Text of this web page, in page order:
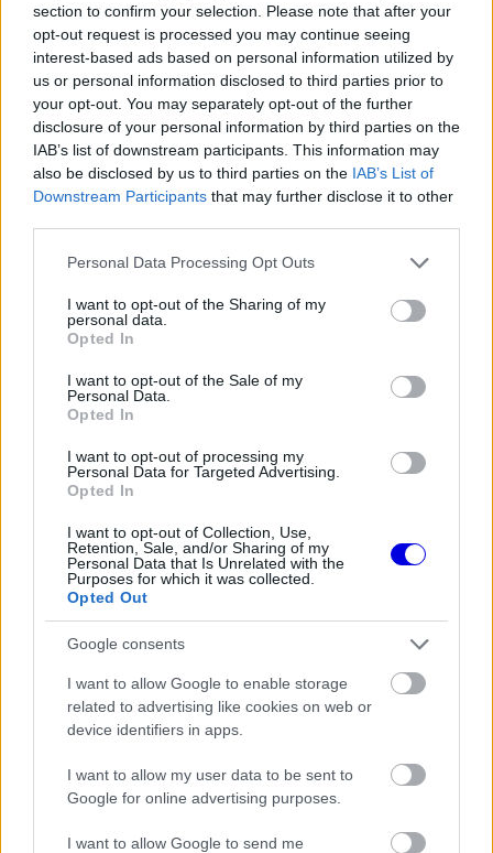
section to confirm your selection. Please note that after your
opt-out request is processed you may continue seeing
interest-based ads based on personal information utilized by
us or personal information disclosed to third parties prior to
your opt-out. You may separately opt-out of the further
disclosure of your personal information by third parties on the
IAB’s list of downstream participants. This information may
also be disclosed by us to third parties on the IAB’s List of
Downstream Participants that may further disclose it to other
Please note that this website/app uses one or more Google
not limited to your visit or usage behaviour. You may click to
grant or deny consent to Google and its third-party tags to
use your data for below specified purposes in below Google
consent section.
Personal Data Processing Opt Outs
I want to opt-out of the Sharing of my
personal data.
Opted In
I want to opt-out of the Sale of my
Personal Data.
Opted In
I want to opt-out of processing my
Personal Data for Targeted Advertising.
Opted In
I want to opt-out of Collection, Use,
Retention, Sale, and/or Sharing of my
Personal Data that Is Unrelated with the
Purposes for which it was collected.
Opted Out
Google consents
I want to allow Google to enable storage
related to advertising like cookies on web or
device identifiers in apps.
I want to allow my user data to be sent to
Google for online advertising purposes.
I want to allow Google to send me
re. Verstappen nyitva tartja a kapukat, a McLaren
pedig élénk érdeklődést mutat iránta.
EZEKET IS AJÁNLJUK
FORMA-1
Rendkívül okos döntést hozott az
jövőjével kapcsolatban
FORMA-1
Holland Nagydíjra